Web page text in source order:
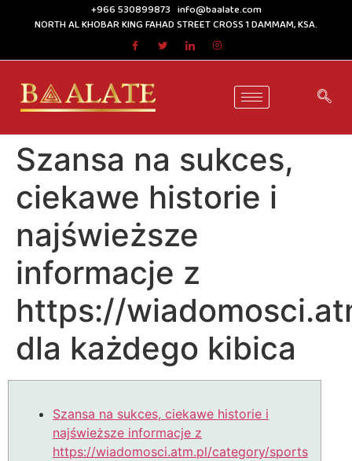
+966 530899873 info@baalate.com
NORTH AL KHOBAR KING FAHAD STREET CROSS 1 DAMMAM, KSA.
Szansa na sukces,
ciekawe historie i
najświeższe
informacje z
https://
dla każdego kibica
Szansa na sukces, ciekawe historie i
najświeższe informacje z
https://wiadomosci.atm.pl/category/sports